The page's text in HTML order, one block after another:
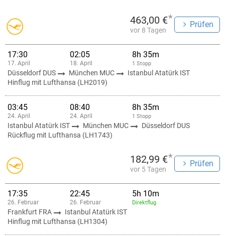
463,00 €*
vor 8 Tagen
Prüfen
17:30
17. April
02:05
18. April
8h 35m
1 Stopp
Düsseldorf DUS München MUC
Istanbul Atatürk IST
Hinflug mit Lufthansa (LH2019)
03:45
24. April
08:40
24. April
8h 35m
1 Stopp
Istanbul Atatürk IST München MUC
Düsseldorf DUS
Rückflug mit Lufthansa (LH1743)
182,99 €*
vor 5 Tagen
Prüfen
17:35
26. Februar
22:45
26. Februar
5h 10m
Direktflug
Frankfurt FRA
Istanbul Atatürk IST
Hinflug mit Lufthansa (LH1304)